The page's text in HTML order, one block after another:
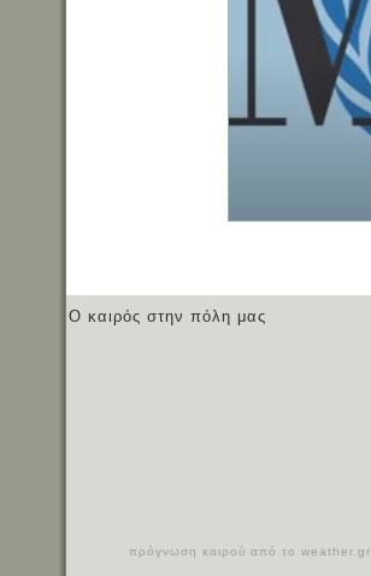
Ο καιρός στην πόλη μας
πρόγνωση καιρού από το weather.gr